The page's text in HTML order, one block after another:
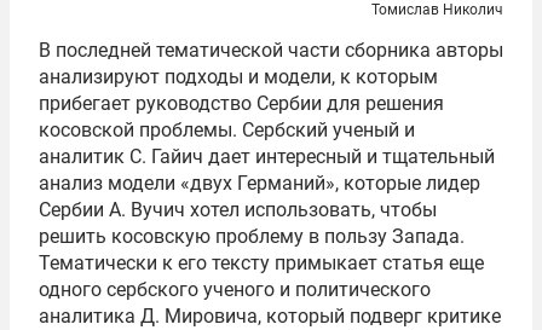
Томислав Николич
В последней тематической части сборника авторы
анализируют подходы и модели, к которым
прибегает руководство Сербии для решения
косовской проблемы. Сербский ученый и
аналитик С. Гайич дает интересный и тщательный
анализ модели «двух Германий», которые лидер
Сербии А. Вучич хотел использовать, чтобы
решить косовскую проблему в пользу Запада.
Тематически к его тексту примыкает статья еще
одного сербского ученого и политического
аналитика Д. Мировича, который подверг критике